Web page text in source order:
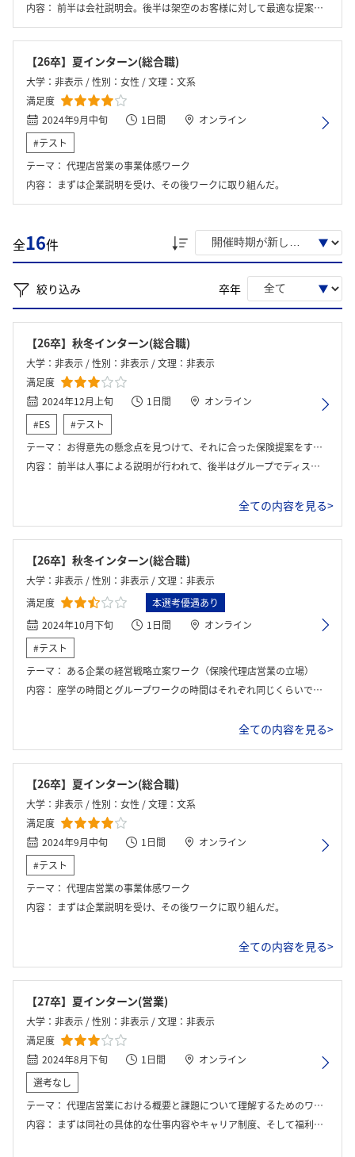
内容： 前半は会社説明会。後半は架空のお客様に対して最適な提案を行うためのグループワーク
【26卒】夏インターン(総合職)
大学：非表示 / 性別：女性 / 文理：文系
満足度
2024年9月中旬
1日間
オンライン
#テスト
テーマ： 代理店営業の事業体感ワーク
内容： まずは企業説明を受け、その後ワークに取り組んだ。
全16件
絞り込み 卒年
【26卒】秋冬インターン(総合職)
大学：非表示 / 性別：非表示 / 文理：非表示
満足度
2024年12月上旬
1日間
オンライン
#ES
#テスト
テーマ： お得意先の懸念点を見つけて、それに合った保険提案をすること。
内容： 前半は人事による説明が行われて、後半はグループでディスカッションを行った。
全ての内容を見る>
【26卒】秋冬インターン(総合職)
大学：非表示 / 性別：非表示 / 文理：非表示
満足度
本選考優遇あり
2024年10月下旬
1日間
オンライン
#テスト
テーマ： ある企業の経営戦略立案ワーク（保険代理店営業の立場）
内容： 座学の時間とグループワークの時間はそれぞれ同じくらいでした。 グループワークの設定がかなり細かく、その説明を聞いた上で、グループワークを行い最後にグループごとに一人が発表を行いました。 保険の知識を使ってクライアント事業をどうやって回復させるか、軌道に乗せるかが中心のテーマとなっていました。
全ての内容を見る>
【26卒】夏インターン(総合職)
大学：非表示 / 性別：女性 / 文理：文系
満足度
2024年9月中旬
1日間
オンライン
#テスト
テーマ： 代理店営業の事業体感ワーク
内容： まずは企業説明を受け、その後ワークに取り組んだ。
全ての内容を見る>
【27卒】夏インターン(営業)
大学：非表示 / 性別：非表示 / 文理：非表示
満足度
2024年8月下旬
1日間
オンライン
選考なし
テーマ： 代理店営業における概要と課題について理解するためのワークショップ
内容： まずは同社の具体的な仕事内容やキャリア制度、そして福利厚生についてのレクチャーを受ける。その後にグループワークを通じて、営業の業務内容や働くやりがいを体得する。最後に質疑応答がある。